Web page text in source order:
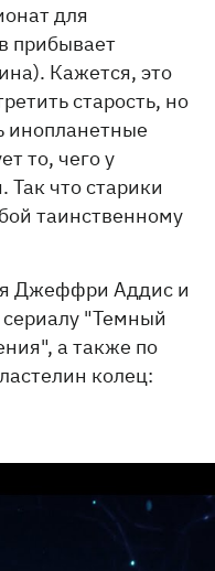
для
прибывает
Кажется, это
старость, но
инопланетные
то, чего у
что старики
таинственному
Джеффри Аддис и
"Темный
а также по
колец: